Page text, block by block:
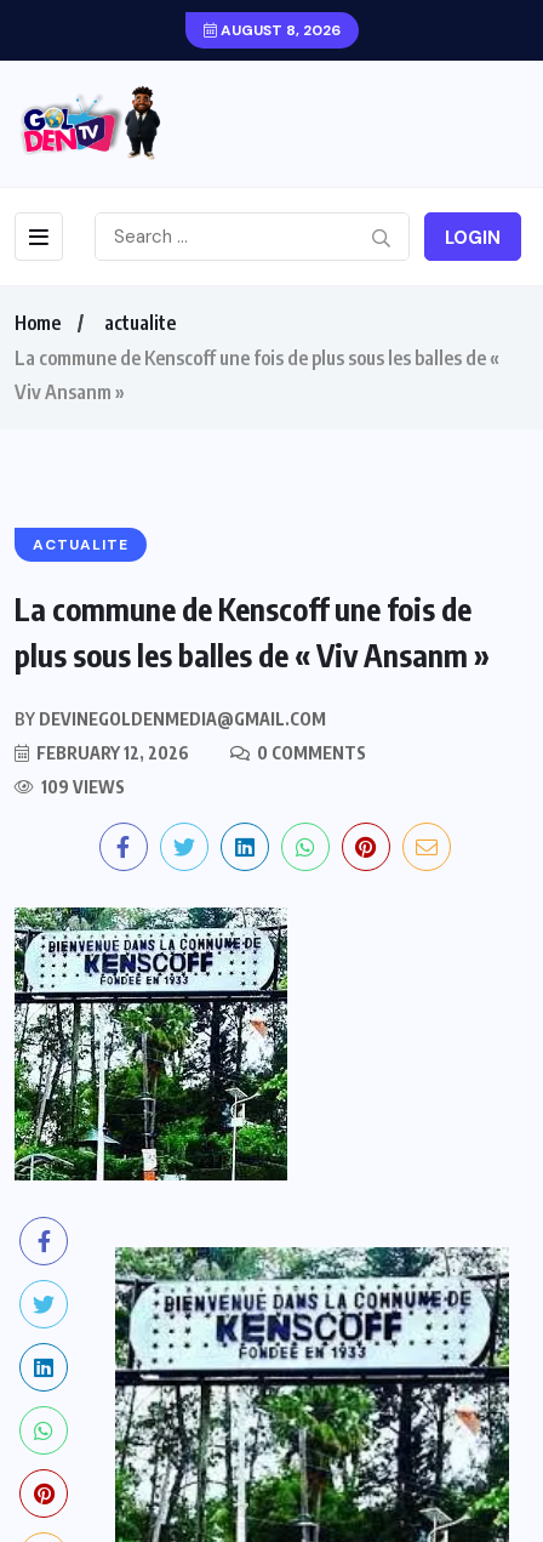
AUGUST 8, 2026
LOGIN
Home
actualite
La commune de Kenscoff une fois de plus sous les balles de «
Viv Ansanm »
ACTUALITE
La commune de Kenscoff une fois de
plus sous les balles de « Viv Ansanm »
BY DEVINEGOLDENMEDIA@GMAIL.COM
FEBRUARY 12, 2026
0 COMMENTS
109 VIEWS